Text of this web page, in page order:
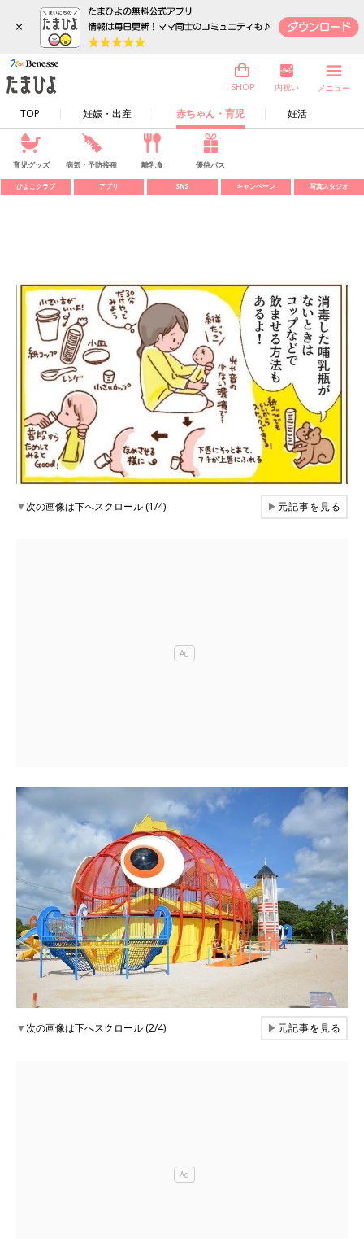
×
TOP 妊娠・出産 赤ちゃん・育児 妊活
SHOP 内祝い メニュー
育児グッズ 病気・予防接種 離乳食 優待パス
ひよこクラブ アプリ SNS キャンペーン 写真スタジオ
▼次の画像は下へスクロール (1/4) ▶元記事を見る
▼次の画像は下へスクロール (2/4) ▶元記事を見る